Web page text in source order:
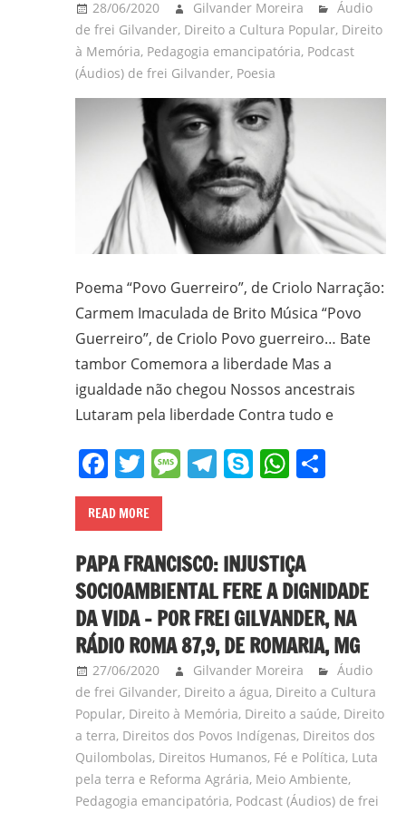
28/06/2020 Gilvander Moreira
Áudio
de frei Gilvander, Direito a Cultura Popular, Direito
à Memória, Pedagogia emancipatória, Podcast
(Áudios) de frei Gilvander, Poesia
Poema “Povo Guerreiro”, de Criolo Narração:
Carmem Imaculada de Brito Música “Povo
Guerreiro”, de Criolo Povo guerreiro… Bate
tambor Comemora a liberdade Mas a
igualdade não chegou Nossos ancestrais
Lutaram pela liberdade Contra tudo e
Facebook
Twitter
Message
Telegram
SkypeShare
READ MORE
PAPA FRANCISCO: INJUSTIÇA
SOCIOAMBIENTAL FERE A DIGNIDADE
DA VIDA – POR FREI GILVANDER, NA
RÁDIO ROMA 87,9, DE ROMARIA, MG
27/06/2020 Gilvander Moreira
Áudio
de frei Gilvander, Direito a água, Direito a Cultura
Popular, Direito à Memória, Direito a saúde, Direito
a terra, Direitos dos Povos Indígenas, Direitos dos
Quilombolas, Direitos Humanos, Fé e Política, Luta
pela terra e Reforma Agrária, Meio Ambiente,
Pedagogia emancipatória, Podcast (Áudios) de frei